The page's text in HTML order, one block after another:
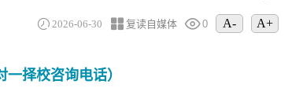
2026-06-30 复读自媒体 0 A- A+
择校咨询电话）